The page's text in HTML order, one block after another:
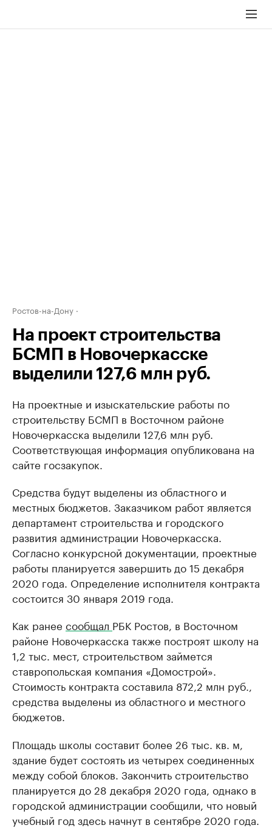
Ростов-на-Дону
На проект строительства
БСМП в Новочеркасске
выделили 127,6 млн руб.
На проектные и изыскательские работы по
строительству БСМП в Восточном районе
Новочеркасска выделили 127,6 млн руб.
Соответствующая информация опубликована на
сайте госзакупок.
Средства будут выделены из областного и
местных бюджетов. Заказчиком работ является
департамент строительства и городского
развития администрации Новочеркасска.
Согласно конкурсной документации, проектные
работы планируется завершить до 15 декабря
2020 года. Определение исполнителя контракта
состоится 30 января 2019 года.
Как ранее сообщал РБК Ростов, в Восточном
районе Новочеркасска также построят школу на
1,2 тыс. мест, строительством займется
ставропольская компания «Домострой».
Стоимость контракта составила 872,2 млн руб.,
средства выделены из областного и местного
бюджетов.
Площадь школы составит более 26 тыс. кв. м,
здание будет состоять из четырех соединенных
между собой блоков. Закончить строительство
планируется до 28 декабря 2020 года, однако в
городской администрации сообщили, что новый
учебный год здесь начнут в сентябре 2020 года.